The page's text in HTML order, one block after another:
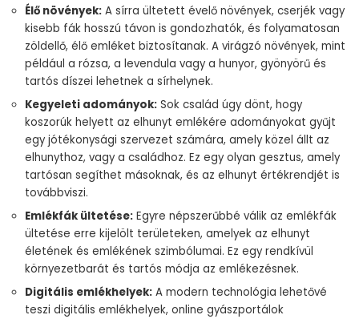
Élő növények: A sírra ültetett évelő növények, cserjék vagy
kisebb fák hosszú távon is gondozhatók, és folyamatosan
zöldellő, élő emléket biztosítanak. A virágzó növények, mint
például a rózsa, a levendula vagy a hunyor, gyönyörű és
tartós díszei lehetnek a sírhelynek.
Kegyeleti adományok: Sok család úgy dönt, hogy
koszorúk helyett az elhunyt emlékére adományokat gyűjt
egy jótékonysági szervezet számára, amely közel állt az
elhunythoz, vagy a családhoz. Ez egy olyan gesztus, amely
tartósan segíthet másoknak, és az elhunyt értékrendjét is
továbbviszi.
Emlékfák ültetése: Egyre népszerűbbé válik az emlékfák
ültetése erre kijelölt területeken, amelyek az elhunyt
életének és emlékének szimbólumai. Ez egy rendkívül
környezetbarát és tartós módja az emlékezésnek.
Digitális emlékhelyek: A modern technológia lehetővé
teszi digitális emlékhelyek, online gyászportálok